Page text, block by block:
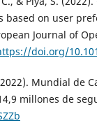
based on user
Journal of
doi.org/
Mundial de
millones de